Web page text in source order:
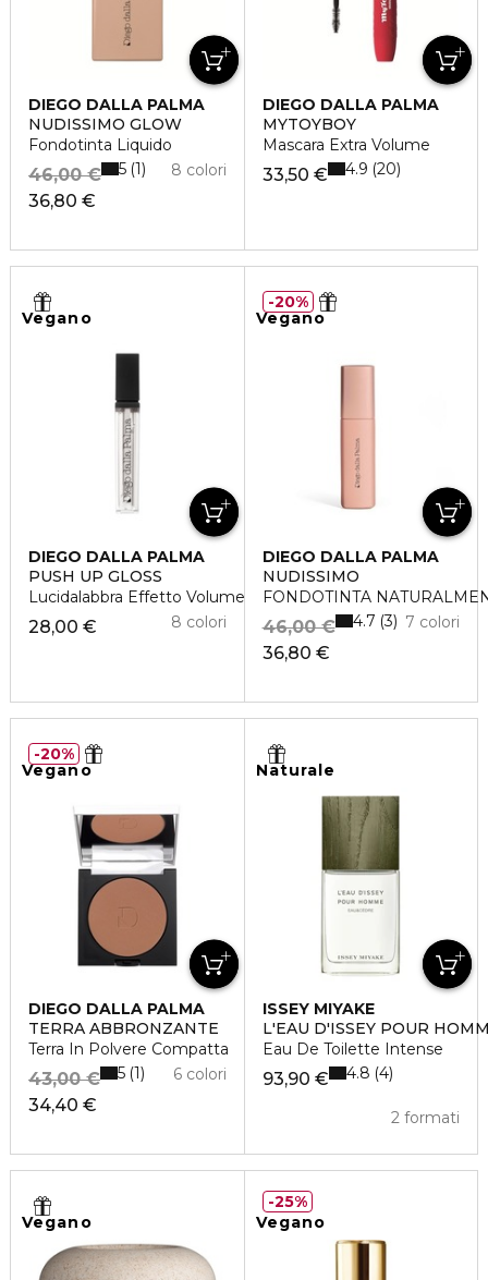
DIEGO DALLA PALMA
NUDISSIMO GLOW
Fondotinta Liquido
36,80 €
46,00 € 8 colori
5 1
DIEGO DALLA PALMA
MYTOYBOY
Mascara Extra Volume
33,50 € 4.9 20
Vegano
DIEGO DALLA PALMA
PUSH UP GLOSS
Lucidalabbra Effetto Volume
28,00 € 8 colori
Vegano
DIEGO DALLA PALMA
NUDISSIMO
FONDOTINTA
36,80 €
46,00 € 7 colori
4.7 3
20%
Vegano
DIEGO DALLA PALMA
TERRA ABBRONZANTE
Terra In Polvere Compatta
34,40 €
43,00 € 6 colori
5 1
20%
Naturale
ISSEY MIYAKE
L'EAU D'ISSEY POUR
Eau De Toilette Intense
93,90 €
2 formati
4.8 4
Vegano Vegano
25%